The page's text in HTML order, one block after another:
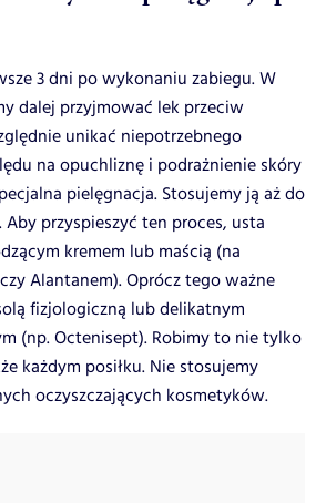
3 dni po wykonaniu zabiegu. W
dalej przyjmować lek przeciw
unikać niepotrzebnego
na opuchliznę i podrażnienie skóry
pielęgnacja. Stosujemy ją aż do
przyspieszyć ten proces, usta
kremem lub maścią (na
Alantanem). Oprócz tego ważne
fizjologiczną lub delikatnym
(np. Octenisept). Robimy to nie tylko
każdym posiłku. Nie stosujemy
oczyszczających kosmetyków.